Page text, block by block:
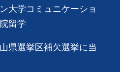
大学コミュニケーショ
留学
県選挙区補欠選挙に当